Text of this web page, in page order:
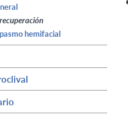
hemifacial